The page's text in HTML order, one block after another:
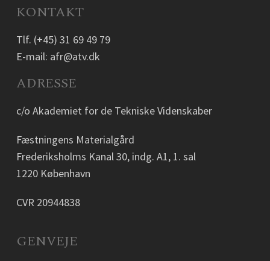
KONTAKT
Tlf. (+45) 31 69 49 79
E-mail: afr@atv.dk
ADRESSE
c/o Akademiet for de Tekniske Videnskaber
Fæstningens Materialgård
Frederiksholms Kanal 30, indg. A1, 1. sal
1220 København
CVR 20944838
GENVEJE